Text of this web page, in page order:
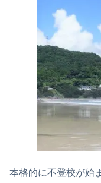
本格的に不登校が始